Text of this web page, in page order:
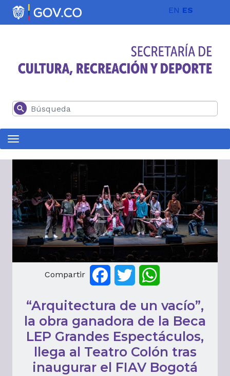
Pasar al contenido principal EN ES
Buscar
Compartir FacebookTwitter
“Arquitectura de un vacío”,
la obra ganadora de la Beca
LEP Grandes Espectáculos,
llega al Teatro Colón tras
inaugurar el FIAV Bogotá